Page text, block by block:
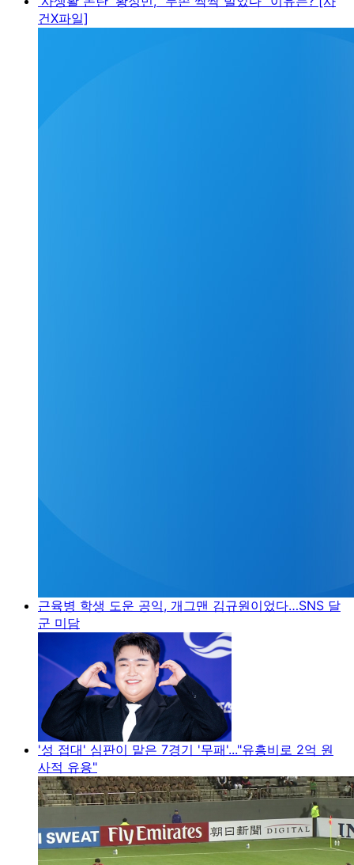
건X파일]
근육병 학생 도운 공익, 개그맨 김규원이었다…SNS 달
군 미담
'성 접대' 심판이 맡은 7경기 '무패'..."유흥비로 2억 원
사적 유용"